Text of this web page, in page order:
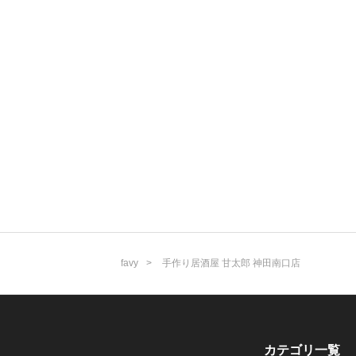
favy 手作り居酒屋 甘太郎 神田南口店
カテゴリ一覧